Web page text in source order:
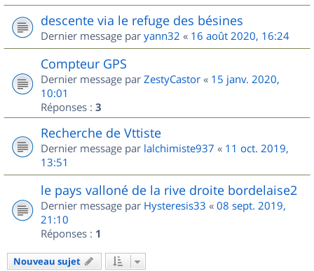
descente via le refuge des bésines
Dernier message par yann32 « 16 août 2020, 16:24
Compteur GPS
Dernier message par ZestyCastor « 15 janv. 2020,
10:01
Réponses : 3
Recherche de Vttiste
Dernier message par lalchimiste937 « 11 oct. 2019,
13:51
le pays valloné de la rive droite bordelaise2
Dernier message par Hysteresis33 « 08 sept. 2019,
21:10
Réponses : 1
Nouveau sujet